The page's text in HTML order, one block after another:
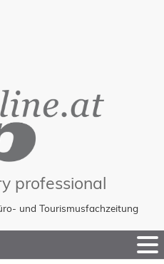
professional
und Tourismusfachzeitung